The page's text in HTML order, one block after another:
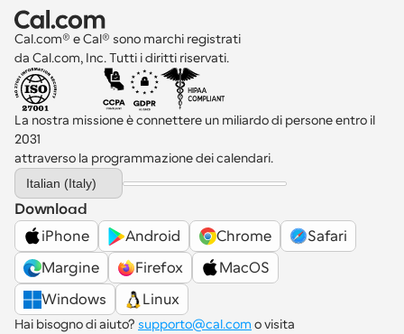
Cal.com® e Cal® sono marchi registrati
da Cal.com, Inc. Tutti i diritti riservati.
La nostra missione è connettere un miliardo di persone entro il
2031
attraverso la programmazione dei calendari.
Select Language
Italian (Italy)
Download
iPhone
Android Chrome
Safari
Margine
Firefox
MacOS
Windows
Linux
Hai bisogno di aiuto? supporto@cal.com